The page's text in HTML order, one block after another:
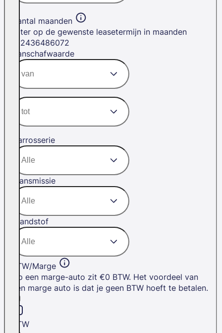
Aantal maanden
Filter op de gewenste leasetermijn in maanden
2436486072
Aanschafwaarde
Carrosserie
Transmissie
Brandstof
BTW/Marge
Op een marge-auto zit €0 BTW. Het voordeel van
een marge auto is dat je geen BTW hoeft te betalen.
BTW